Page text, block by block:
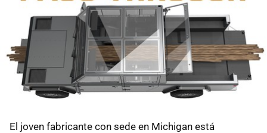
El joven fabricante con sede en Michigan está